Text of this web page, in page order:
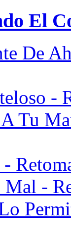
El
De
-
Tu
Mal -